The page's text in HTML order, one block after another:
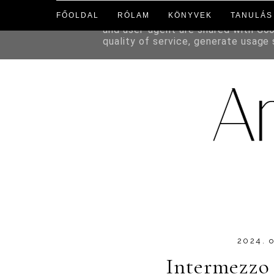
FŐOLDAL RÓLAM KÖNYVEK TANULÁS
2024.
This site uses cookies from
and user-agent are shared with
quality of service, generate